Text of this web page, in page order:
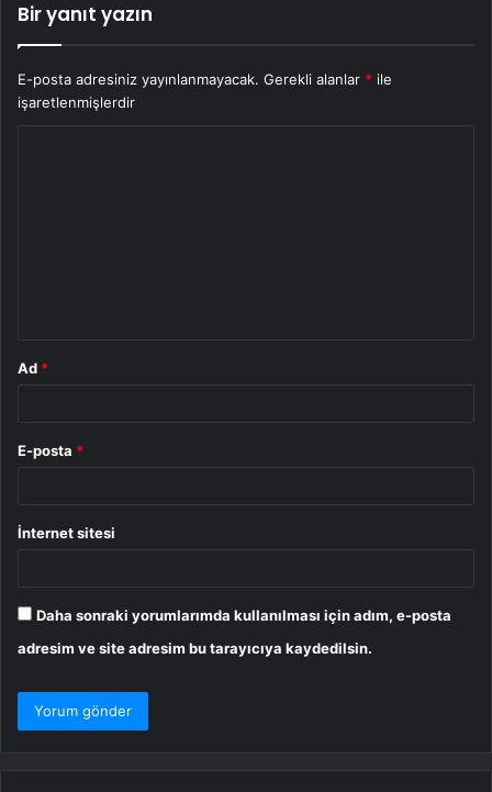
Bir yanıt yazın
E-posta adresiniz yayınlanmayacak. Gerekli alanlar * ile
işaretlenmişlerdir
Ad *
E-posta *
İnternet sitesi
Daha sonraki yorumlarımda kullanılması için adım, e-posta
adresim ve site adresim bu tarayıcıya kaydedilsin.